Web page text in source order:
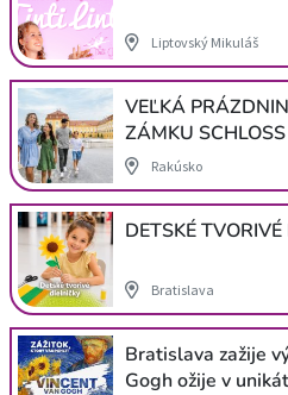
Liptovský Mikuláš
VEĽKÁ
ZÁMKU
Rakúsko
DETSKÉ
Bratislava
Bratislava zažije
Gogh ožije v